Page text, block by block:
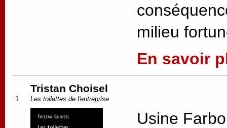
milieu
En savoir
1
Tristan Choisel
Les toilettes de l'entreprise
Usine